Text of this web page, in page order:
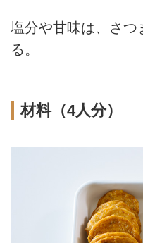
塩分や甘味は、さつ
る。
材料（4人分）